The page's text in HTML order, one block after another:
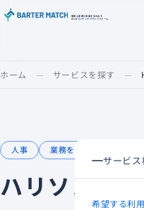
確実な実績と成果を生み出す
BtoBマッチングプラットフォーム
ホーム サービスを探す
人事 業務を効率化したい
ハリソンア
サービス
希望する利